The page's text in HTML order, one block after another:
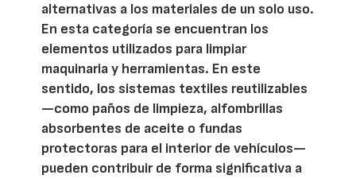
alternativas a los materiales de un solo uso.
En esta categoría se encuentran los
elementos utilizados para limpiar
maquinaria y herramientas. En este
sentido, los sistemas textiles reutilizables
—como paños de limpieza, alfombrillas
absorbentes de aceite o fundas
protectoras para el interior de vehículos—
pueden contribuir de forma significativa a